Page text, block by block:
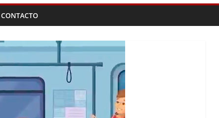
CONTACTO